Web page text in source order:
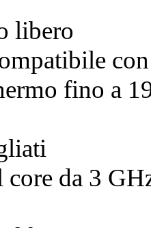
libero
fino a
core da 3